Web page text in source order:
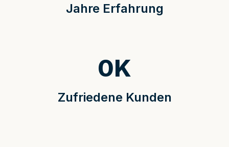
Jahre Erfahrung
Zufriedene Kunden
0K